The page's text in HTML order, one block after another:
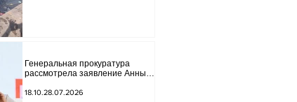
Генеральная прокуратура
рассмотрела заявление Анны
18.10.28.07.2026